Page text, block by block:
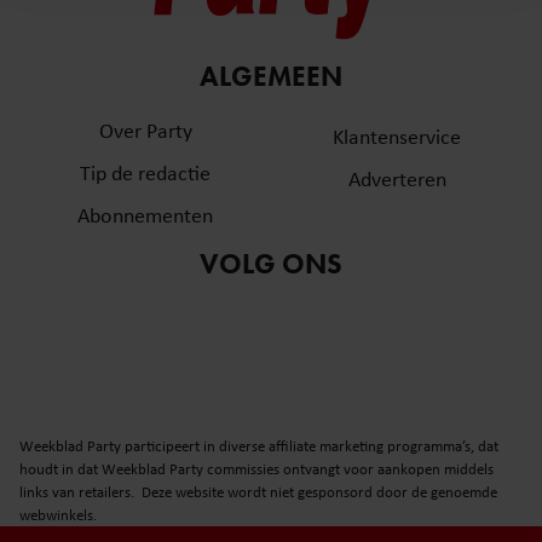
en om ons websiteverkeer te analyseren. Ook delen we
informatie over uw gebruik van onze site met onze
partners voor social media, adverteren en analyse. Deze
informatie die u aan ze heeft verstrekt of die ze hebben
gaat akkoord met onze cookies als u onze website blijft
gebruiken.
ALGEMEEN
Over Party
Tip de redactie
Abonnementen
Klantenservice
Adverteren
VOLG ONS
Weekblad Party participeert in diverse affiliate marketing programma’s, dat
houdt in dat Weekblad Party commissies ontvangt voor aankopen middels
links van retailers. Deze website wordt niet gesponsord door de genoemde
webwinkels.